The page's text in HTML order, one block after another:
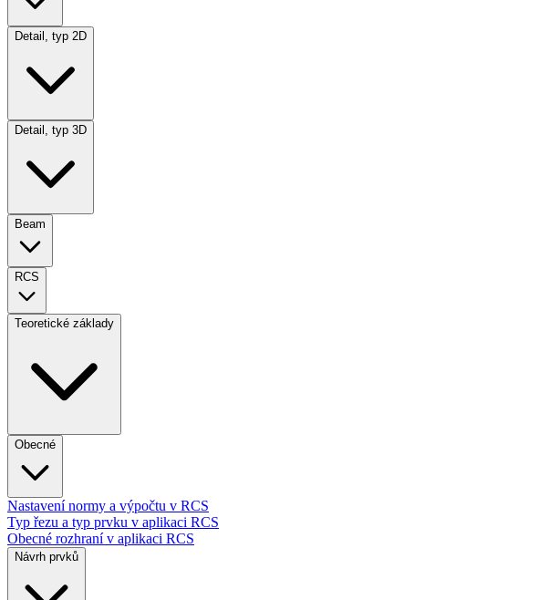
Detail, typ 2D
Detail, typ 3D
Beam
RCS
Teoretické základy
Obecné
Nastavení normy a výpočtu v RCS
Typ řezu a typ prvku v aplikaci RCS
Obecné rozhraní v aplikaci RCS
Návrh prvků